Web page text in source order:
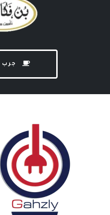
جرب